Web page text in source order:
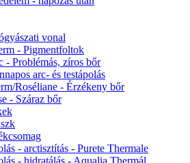
vonal
- Pigmentfoltok
- Problémás, zíros bőr
arc- és testápolás
Roséliane - Érzékeny bőr
- Száraz bőr
- arctisztítás - Purete Thermale
- hidratálás - Aqualia Thermál